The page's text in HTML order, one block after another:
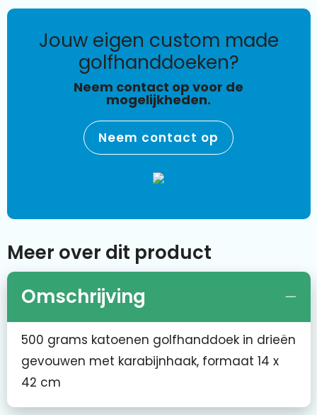
jouw eigen custom made
golfhanddoeken?
Neem contact op voor de
mogelijkheden.
Neem contact op
Meer over dit product
Omschrijving
500 grams katoenen golfhanddoek in drieën
gevouwen met karabijnhaak, formaat 14 x
42 cm